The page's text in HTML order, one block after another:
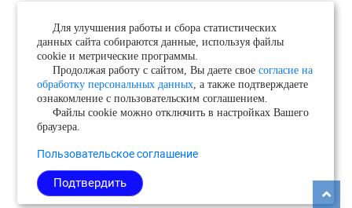
Для улучшения работы и сбора статистических
данных сайта собираются данные, используя файлы
cookie и метрические программы.
Продолжая работу с сайтом, Вы даете своесогласие на
обработку персональных данных, а также подтверждаете
ознакомление с пользовательским соглашением.
Файлы cookie можно отключить в настройках Вашего
браузера.
Пользовательское соглашение
Подтвердить